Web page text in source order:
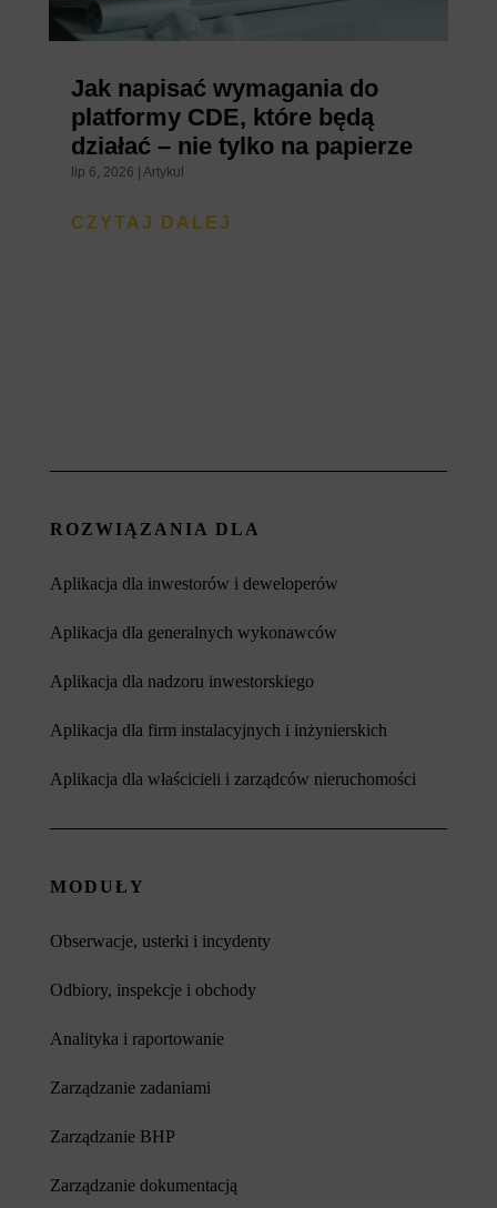
Jak napisać wymagania do
platformy CDE, które będą
działać – nie tylko na papierze
lip 6, 2026 | Artykul
CZYTAJ DALEJ
ROZWIĄZANIA DLA
Aplikacja dla inwestorów i deweloperów
Aplikacja dla generalnych wykonawców
Aplikacja dla nadzoru inwestorskiego
Aplikacja dla firm instalacyjnych i inżynierskich
Aplikacja dla właścicieli i zarządców nieruchomości
MODUŁY
Obserwacje, usterki i incydenty
Odbiory, inspekcje i obchody
Analityka i raportowanie
Zarządzanie zadaniami
Zarządzanie BHP
Zarządzanie dokumentacją